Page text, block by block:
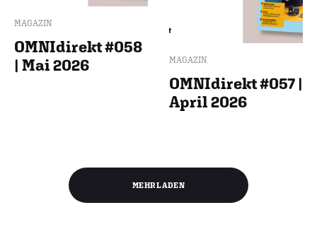
MAGAZIN
OMNIdirekt #058
| Mai 2026
MAGAZIN
OMNIdirekt #057 |
April 2026
MEHR LADEN